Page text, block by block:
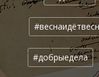
#добрыедела